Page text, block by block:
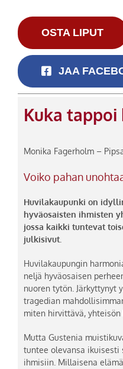
OSTA LIPUT
JAA
Kuka tappoi
Monika Fagerholm –
Voiko pahan
Huvilakaupunki on
hyväosaisten ihmisten
jossa kaikki tuntevat
julkisivut.
Huvilakaupungin
neljä hyväosaisen
nuoren tytön. Järkyttynyt
tragedian
miten hirvittävä, yhteisön
Mutta Gustenia
tuntee olevansa ikuisesti
ihmisiin. Millaisena